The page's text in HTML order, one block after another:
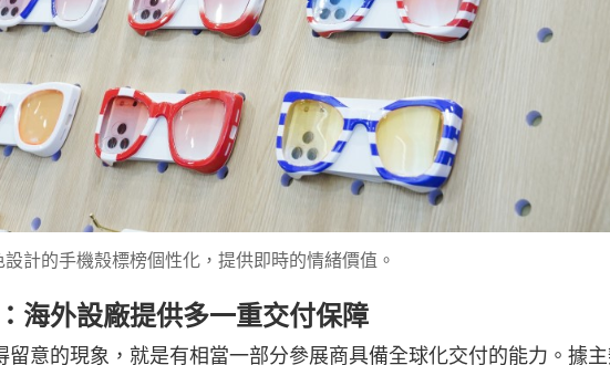
設計的手機殼標榜個性化，提供即時的情緒價值。
海外設廠提供多一重交付保障
意的現象，就是有相當一部分參展商具備全球化交付的能力。據